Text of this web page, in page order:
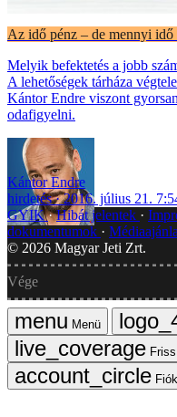
Az idő pénz – de mennyi idő
Melyik befektetés a jobb
A lehetőségek tárháza
Kántor Endre viszont
odafigyelni.
Kántor Endre
hirdetés
2016. július 21.
GYIK Hibát jelentek
dokumentumok
© 2026 Magyar Jeti Zrt.
Vége
Menü
Friss
Fiók